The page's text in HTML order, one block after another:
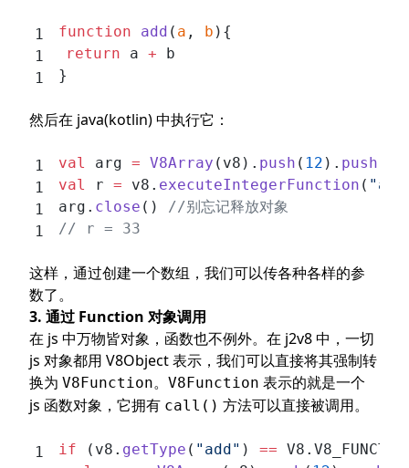
function add ( a , b ){
	return
a + b
}
然后在 java(kotlin) 中执行它：
val arg = V8Array (v8). push ( 12 ). push
val
r = v8. executeIntegerFunction (
arg. close () //别忘记释放对象
// r = 33
这样，通过创建一个数组，我们可以传各种各样的参
数了。
3. 通过 Function 对象调用
在 js 中万物皆对象，函数也不例外。在 j2v8 中，一切
js 对象都用 V8Object 表示，我们可以直接将其强制转
换为V8Function。V8Function 表示的就是一个
js 函数对象，它拥有 call() 方法可以直接被调用。
if (v8. getType ( "add" ) ==